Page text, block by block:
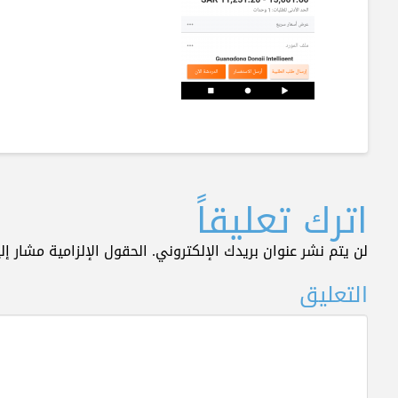
اترك تعليقاً
لن يتم نشر عنوان بريدك الإلكتروني. الحقول الإلزامية مشار
التعليق